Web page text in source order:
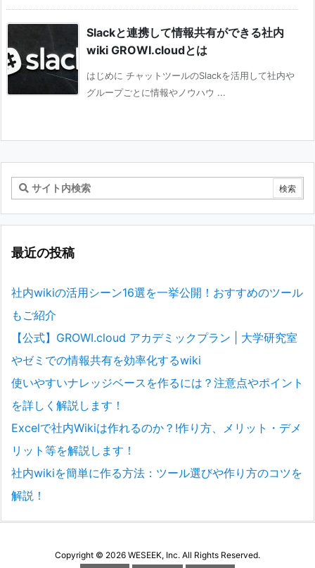
Slackと連携して情報共有ができる社内
wiki GROWI.cloudとは
はじめに チャットツールのSlackを活用して社内や
グループごとに情報やノウハウ ...
最近の投稿
社内wikiの活用シーン16選を一挙公開！おすすめのツール
もご紹介
【公式】GROWI.cloud アカデミックプラン | 大学研究室
やゼミでの情報共有を効率化するwiki
使いやすいナレッジベースを作るには？注意点やポイント
を詳しく解説します！
Excelで社内Wikiは作れるのか？!作り方、メリット・デメ
リット等を解説します！
社内wikiを簡単に作る方法：ツール選びや作り方のコツを
解説！
Copyright © 2026 WESEEK, Inc. All Rights Reserved.